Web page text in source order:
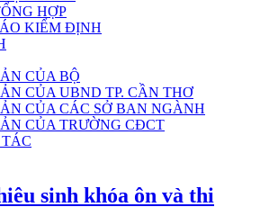
HỢP
KIỂM ĐỊNH
CỦA BỘ
CỦA UBND TP. CẦN THƠ
CỦA CÁC SỞ BAN NGÀNH
CỦA TRƯỜNG CĐCT
sinh khóa ôn và thi